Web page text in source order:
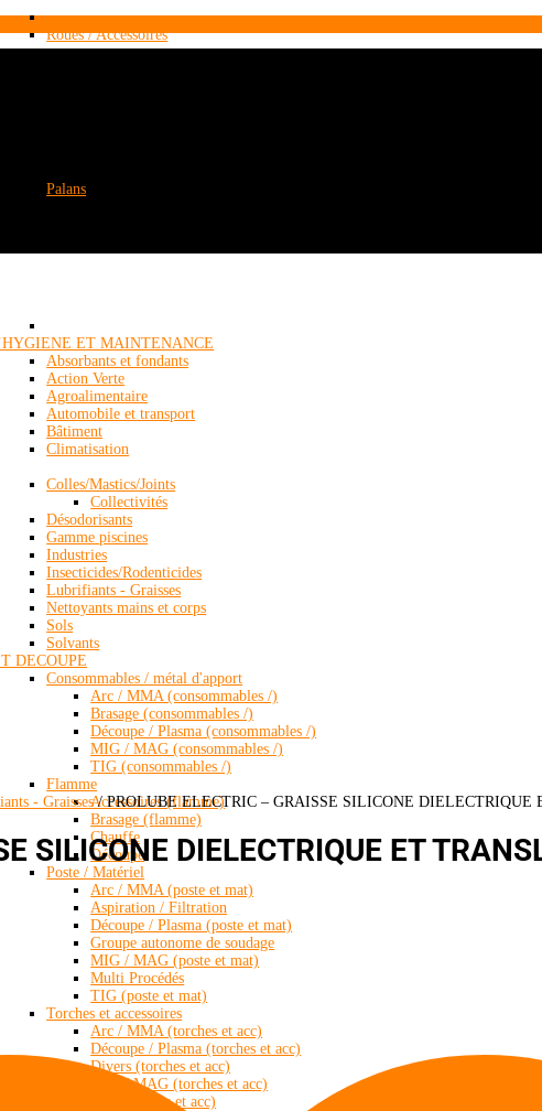
Roues / Accessoires
Palans
ET MAINTENANCE
Absorbants et fondants
Action Verte
Agroalimentaire
Automobile et transport
Bâtiment
Climatisation
Colles/Mastics/Joints
Collectivités
Désodorisants
Gamme piscines
Industries
Insecticides/Rodenticides
Lubrifiants - Graisses
Nettoyants mains et corps
Sols
Solvants
DECOUPE
Consommables / métal d'apport
Arc / MMA (consommables /)
Brasage (consommables /)
Découpe / Plasma (consommables /)
MIG / MAG (consommables /)
TIG (consommables /)
Flamme
Accessoires (flamme)
Brasage (flamme)
Chauffe
Découpe
Poste / Matériel
Arc / MMA (poste et mat)
Aspiration / Filtration
Découpe / Plasma (poste et mat)
Groupe autonome de soudage
MIG / MAG (poste et mat)
Multi Procédés
TIG (poste et mat)
Torches et accessoires
Arc / MMA (torches et acc)
Découpe / Plasma (torches et acc)
Divers (torches et acc)
MIG / MAG (torches et acc)
TIG (torches et acc)
- Graisses/ PROLUBE ELECTRIC – GRAISSE SILICONE DIELECTRIQUE
SILICONE DIELECTRIQUE ET